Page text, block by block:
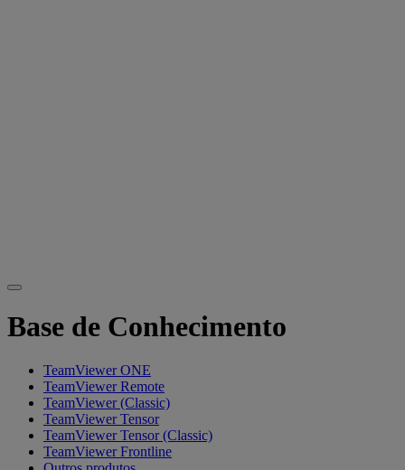
Base de Conhecimento
TeamViewer ONE
TeamViewer Remote
TeamViewer (Classic)
TeamViewer Tensor
TeamViewer Tensor (Classic)
TeamViewer Frontline